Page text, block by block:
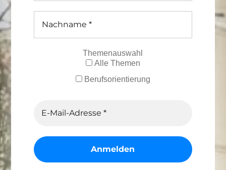
Themenauswahl
Alle Themen
Berufsorientierung